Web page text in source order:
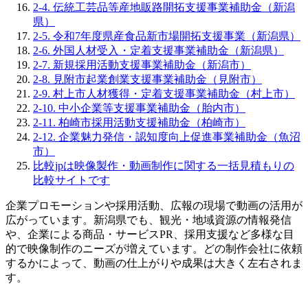
2-4. 伝統工芸品等産地販路開拓支援事業補助金（新潟
県）
2-5. 令和7年度県産食品新市場開拓支援事業（新潟県）
2-6. 外国人材受入・定着支援事業補助金（新潟県）
2-7. 新規採用活動支援事業補助金（新潟市）
2-8. 見附市起業創業支援事業補助金（見附市）
2-9. 村上市人材獲得・定着支援事業補助金（村上市）
2-10. 中小企業等支援事業補助金（胎内市）
2-11. 柏崎市採用活動支援補助金（柏崎市）
2-12. 企業魅力発信・認知度向上促進事業補助金（魚沼
市）
比較jpは映像製作・動画制作に関する一括見積もりの
比較サイトです
企業プロモーションや採用活動、広報の現場で動画の活用が
広がっています。新潟県でも、観光・地域資源の情報発信
や、企業による商品・サービスPR、採用支援など多様な目
的で映像制作のニーズが増えています。どの制作会社に依頼
するかによって、動画の仕上がりや成果は大きく左右されま
す。